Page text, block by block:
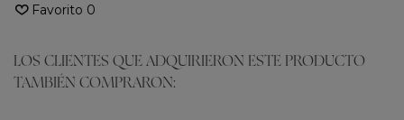
Favorito 0
LOS CLIENTES QUE ADQUIRIERON ESTE PRODUCTO
TAMBIÉN COMPRARON: